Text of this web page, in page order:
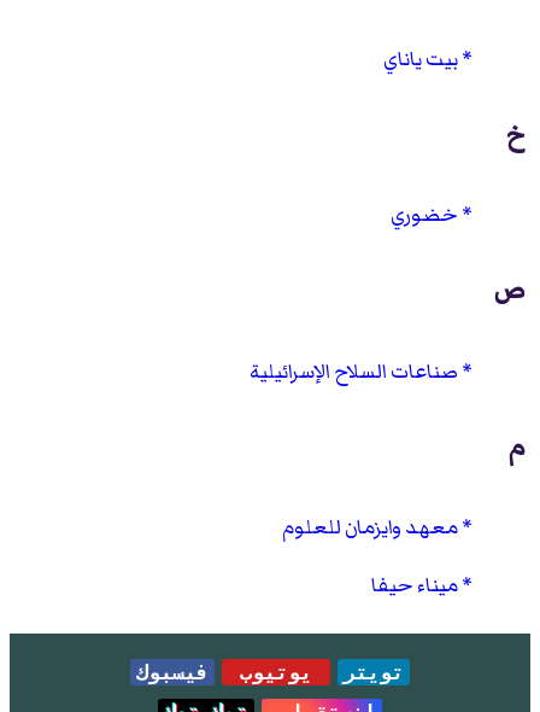
بيت ياناي
خ
خضوري
ص
صناعات السلاح الإسرائيلية
م
معهد وايزمان للعلوم
ميناء حيفا
تويتر يوتيوب
فيسبوك